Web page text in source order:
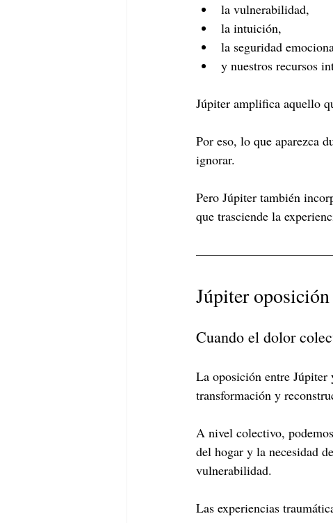
la vulnerabilidad,
la intuición,
la seguridad
y nuestros recursos
Júpiter amplifica aquello
Por eso, lo que aparezca
ignorar.
Pero Júpiter también
que trasciende la
Júpiter
Cuando el dolor
La oposición entre Júpiter
transformación y
A nivel colectivo,
del hogar y la necesidad
vulnerabilidad.
Las experiencias